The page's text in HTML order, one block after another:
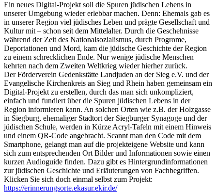
Ein neues Digital-Projekt soll die Spuren jüdischen Lebens in
unserer Umgebung wieder erlebbar machen. Denn: Ehemals gab es
in unserer Region viel jüdisches Leben und prägte Gesellschaft und
Kultur mit – schon seit dem Mittelalter. Durch die Geschehnisse
während der Zeit des Nationalsozialismus, durch Progrome,
Deportationen und Mord, kam die jüdische Geschichte der Region
zu einem schrecklichen Ende. Nur wenige jüdische Menschen
kehrten nach dem Zweiten Weltkrieg wieder hierher zurück.
Der Förderverein Gedenkstätte Landjuden an der Sieg e.V. und der
Evangelische Kirchenkreis an Sieg und Rhein haben gemeinsam ein
Digital-Projekt zu erstellen, durch das man sich unkompliziert,
einfach und fundiert über die Spuren jüdischen Lebens in der
Region informieren kann. An solchen Orten wie z.B. der Holzgasse
in Siegburg, ehemaliger Stadtort der Siegburger Synagoge und der
jüdischen Schule, werden in Kürze Acryl-Tafeln mit einem Hinweis
und einem QR-Code angebracht. Scannt man den Code mit dem
Smartphone, gelangt man auf die projekteigene Website und kann
sich zum entsprechenden Ort Bilder und Informationen sowie einen
kurzen Audioguide finden. Dazu gibt es Hintergrundinformationen
zur jüdischen Geschichte und Erläuterungen von Fachbegriffen.
Klicken Sie sich doch einmal selbst zum Projekt:
https://erinnerungsorte.ekasur.ekir.de/